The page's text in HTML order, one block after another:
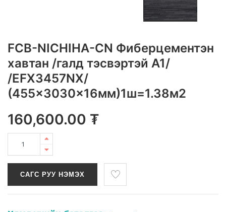
FCB-NICHIHA-CN Фиберцементэн
хавтан /галд тэсвэртэй A1/
/EFX3457NX/
(455x3030x16мм)1ш=1.38м2
160,600.00 ₮
САГС РУУ НЭМЭХ